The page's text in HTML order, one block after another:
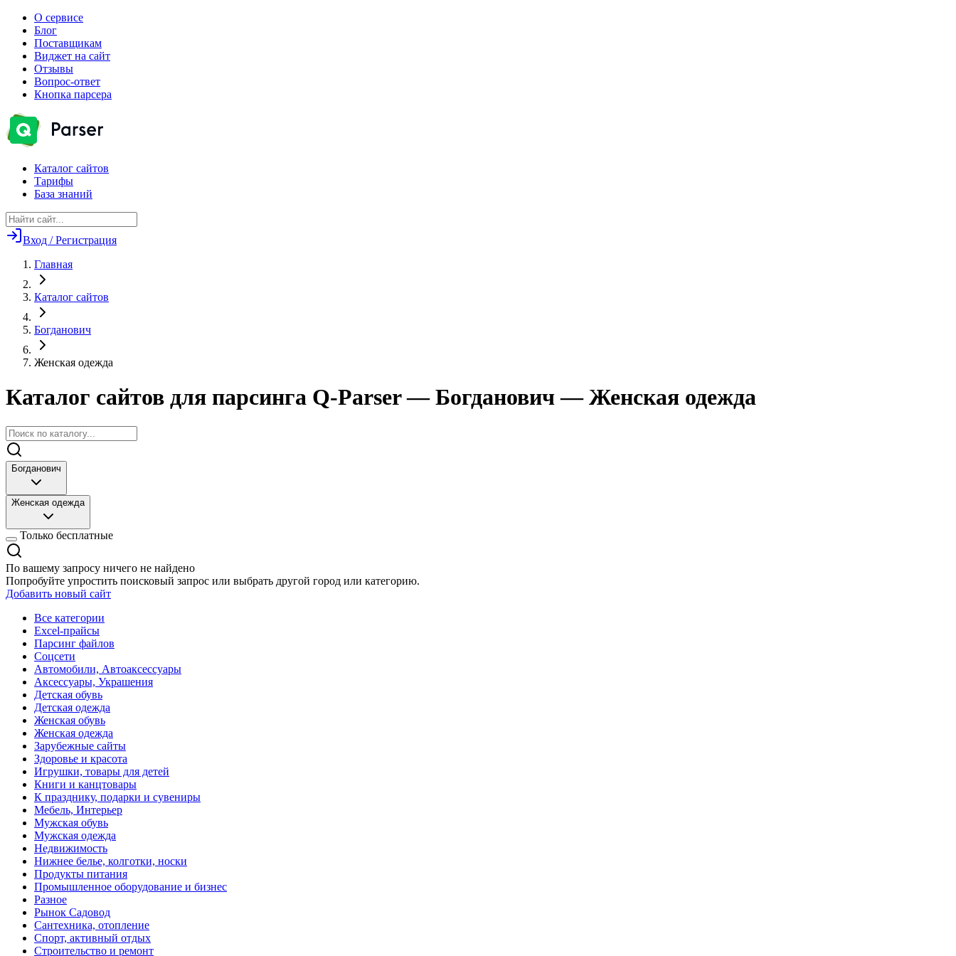
О сервисе
Блог
Поставщикам
Виджет на сайт
Отзывы
Вопрос-ответ
Кнопка парсера
Каталог сайтов
Тарифы
База знаний
Вход / Регистрация
Главная
Каталог сайтов
Богданович
Женская одежда
Каталог сайтов для парсинга Q-Parser— Богданович — Женская одежда
Богданович
Женская одежда
Только бесплатные
По вашему запросу ничего не найдено
Попробуйте упростить поисковый запрос или выбрать другой город или категорию.
Добавить новый сайт
Все категории
Excel-прайсы
Парсинг файлов
Соцсети
Автомобили, Автоаксессуары
Аксессуары, Украшения
Детская обувь
Детская одежда
Женская обувь
Женская одежда
Зарубежные сайты
Здоровье и красота
Игрушки, товары для детей
Книги и канцтовары
К празднику, подарки и сувениры
Мебель, Интерьер
Мужская обувь
Мужская одежда
Недвижимость
Нижнее белье, колготки, носки
Продукты питания
Промышленное оборудование и бизнес
Разное
Рынок Садовод
Сантехника, отопление
Спорт, активный отдых
Строительство и ремонт